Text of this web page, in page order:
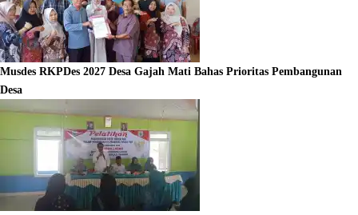
Musdes RKPDes 2027 Desa Gajah Mati Bahas Prioritas Pembangunan
Desa